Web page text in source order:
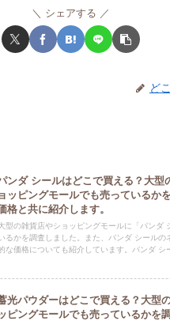
シェアする
ど
ンダ シールはどこで買える？大型
ョッピングモールでも売っているか
格と共に紹介します。
型の雑貨店やショッピングモールに「パンダ
るかを調査しました。また、パンダ シールの
な価格についても紹介しています。パンダ シ
光パウダーはどこで買える？大型
ピングモールでも売っているかを